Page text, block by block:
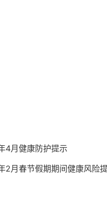
者：健
核：健
4月健康防护提示
2月春节假期期间健康风险